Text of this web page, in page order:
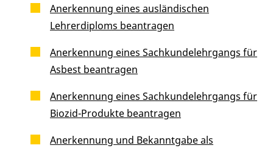
Anerkennung eines ausländischen
Lehrerdiploms beantragen
Anerkennung eines Sachkundelehrgangs für
Asbest beantragen
Anerkennung eines Sachkundelehrgangs für
Biozid-Produkte beantragen
Anerkennung und Bekanntgabe als